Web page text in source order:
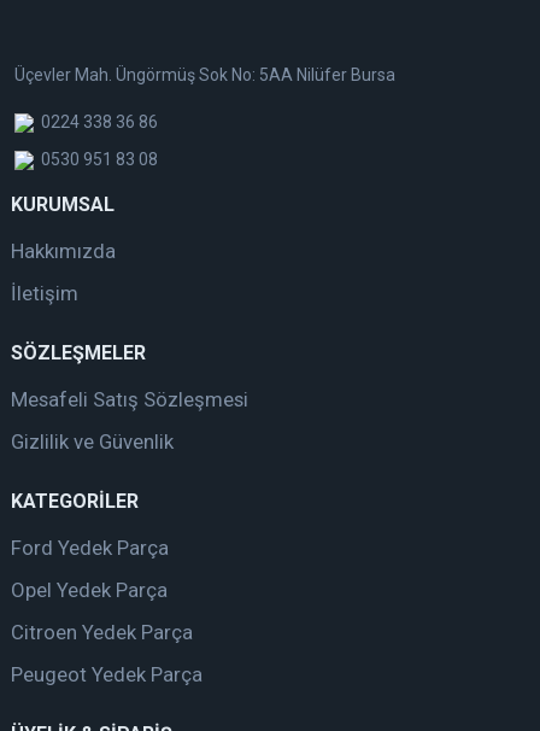
Üçevler Mah. Üngörmüş Sok No: 5AA Nilüfer Bursa
0224 338 36 86
0530 951 83 08
KURUMSAL
Hakkımızda
İletişim
SÖZLEŞMELER
Mesafeli Satış Sözleşmesi
Gizlilik ve Güvenlik
KATEGORİLER
Ford Yedek Parça
Opel Yedek Parça
Citroen Yedek Parça
Peugeot Yedek Parça